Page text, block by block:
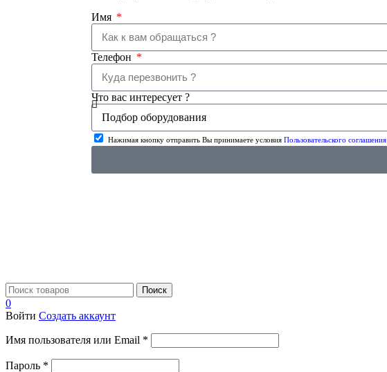
Имя
Телефон
Что вас интересует ?
Нажимая кнопку отправить Вы принимаете условия Пользовательского соглашения
Поиск
0
Войти Создать аккаунт
Имя пользователя или Email *
Пароль *